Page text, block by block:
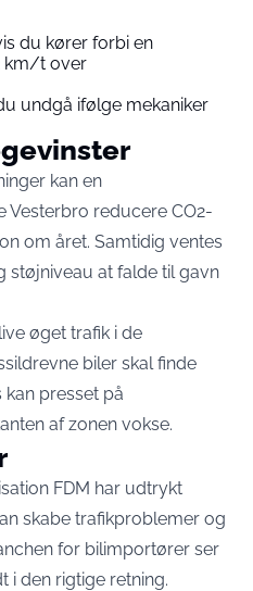
du kører forbi en
km/t over
undgå ifølge mekaniker
kan en
Vesterbro reducere CO2-
om året. Samtidig ventes
støjniveau at falde til gavn
øget trafik i de
biler skal finde
kan presset på
af zonen vokse.
FDM har udtrykt
skabe trafikproblemer og
for bilimportører ser
i den rigtige retning.